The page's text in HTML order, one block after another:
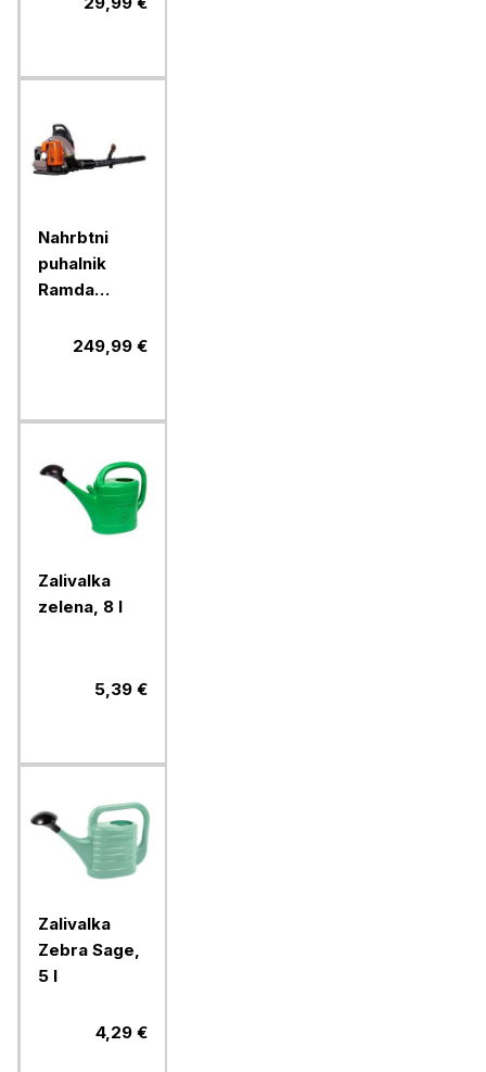
Nahrbtni
puhalnik
Ramda
249,99 €
Zalivalka
zelena, 8 l
5,39 €
Zalivalka
Zebra Sage,
5 l
4,29 €